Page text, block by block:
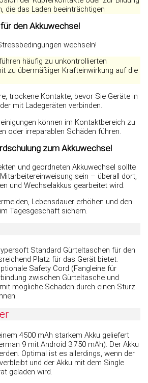
die das Laden beeinträchtigen
den Akkuwechsel
wechseln!
häufig zu unkontrollierten
zu übermäßiger Krafteinwirkung auf die
trockene Kontakte, bevor Sie Geräte in
mit Ladegeräten verbinden.
können im Kontaktbereich zu
oder irreparablen Schäden führen.
zum Akkuwechsel
und geordneten Akkuwechsel sollte
sein – überall dort,
und Wechselakkus gearbeitet wird.
Lebensdauer erhöhen und den
Tagesgeschäft sichern.
Standard Gürteltaschen für den
Platz für das Gerät bietet.
Safety Cord (Fangleine für
zwischen Gürteltasche und
mögliche Schäden durch einen Sturz
4500 mAh starkem Akku geliefert
9 mit Android 3.750 mAh). Der Akku
Optimal ist es allerdings, wenn der
und der Akku mit dem Single
geladen wird.